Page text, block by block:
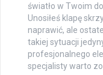
światło w Twoim
Unosiłeś klapę
naprawić, ale
takiej sytuacji
profesjonalnego
specjalisty warto